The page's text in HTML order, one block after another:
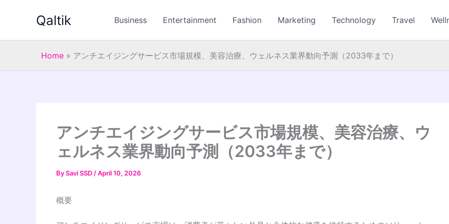
Qaltik Business Entertainment Fashion Marketing Technology Travel
Home » アンチエイジングサービス市場規模、美容治療、ウェルネス業界動向予測（2033年まで）
アンチエイジングサービス市場規模、美容治療、ウ
ェルネス業界動向予測（2033年まで）
BySavi SSD /April 10, 2026
概要